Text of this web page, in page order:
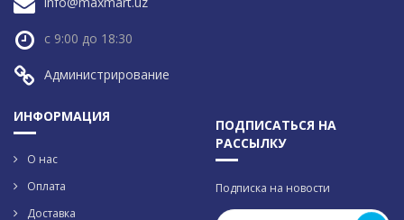
с 9:00 до 18:30
Администрирование
ИНФОРМАЦИЯ
О нас
Оплата
Доставка
ПОДПИСАТЬСЯ НА
РАССЫЛКУ
Подписка на новости